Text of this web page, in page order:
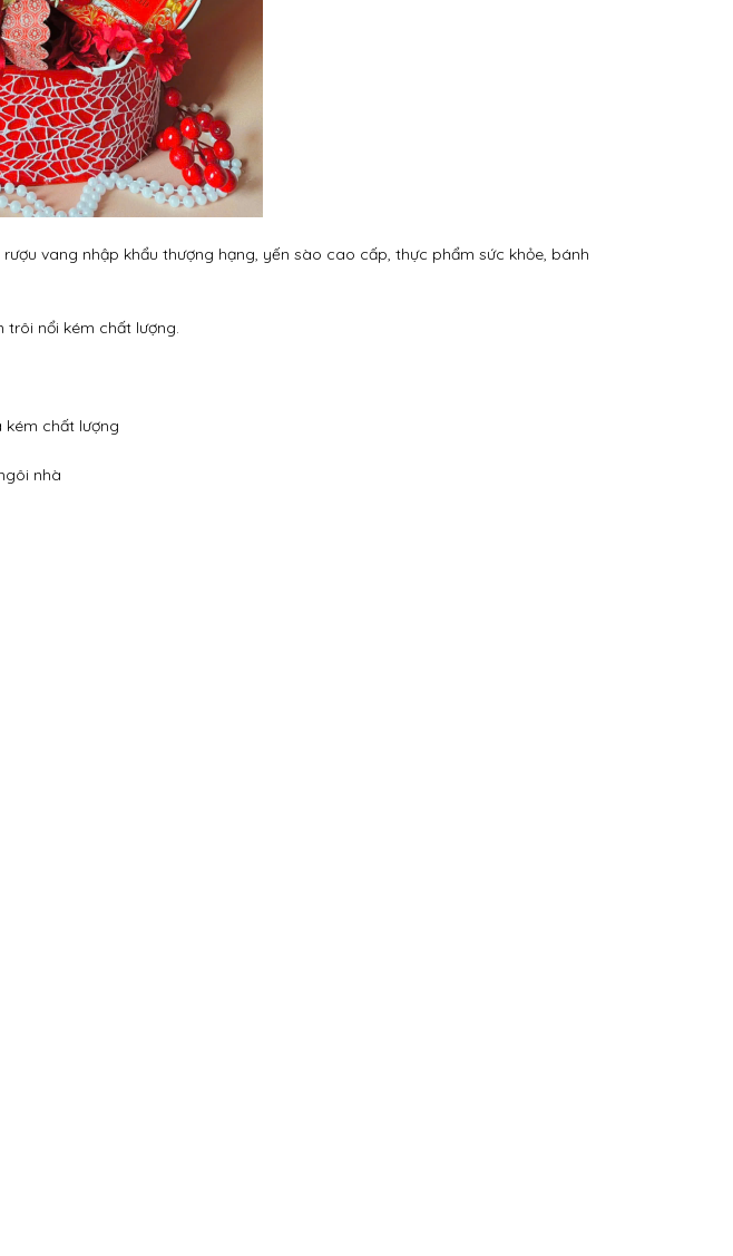
vang nhập khẩu thượng hạng, yến sào cao cấp, thực phẩm sức khỏe, bánh
trôi nổi kém chất lượng.
chất lượng
nhà